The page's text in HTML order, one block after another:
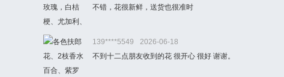
不错，花很新鲜，送货也很准时
139****5549
2026-06-18
不到十二点朋友收到的花 很开心 很好 谢谢。